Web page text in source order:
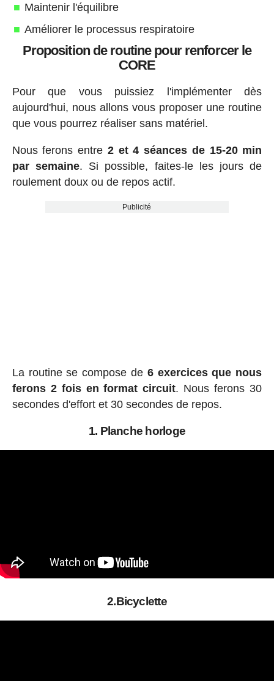
Maintenir l'équilibre
Améliorer le processus respiratoire
Proposition de routine pour renforcer le
CORE
Pour que vous puissiez l'implémenter dès
aujourd'hui, nous allons vous proposer une routine
que vous pourrez réaliser sans matériel.
Nous ferons entre 2 et 4 séances de 15-20 min
par semaine. Si possible, faites-le les jours de
roulement doux ou de repos actif.
Publicité
La routine se compose de 6 exercices que nous
ferons 2 fois en format circuit. Nous ferons 30
secondes d'effort et 30 secondes de repos.
1. Planche horloge
2.Bicyclette